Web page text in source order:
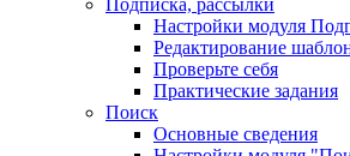
Подписка, рассылки
Настройки модуля
Редактирование
Проверьте себя
Практические задания
Поиск
Основные сведения